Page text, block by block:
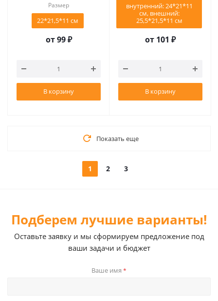
Размер
22*21,5*11 см
от99 ₽
В корзину
внутренний: 24*21*11
см, внешний:
25,5*21,5*11 см
от 101 ₽
В корзину
Показать еще
1 2 3
Подберем лучшие варианты!
Оставьте заявку и мы сформируем предложение под
ваши задачи и бюджет
Ваше имя *